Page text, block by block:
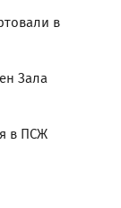
в
Зала
в ПСЖ